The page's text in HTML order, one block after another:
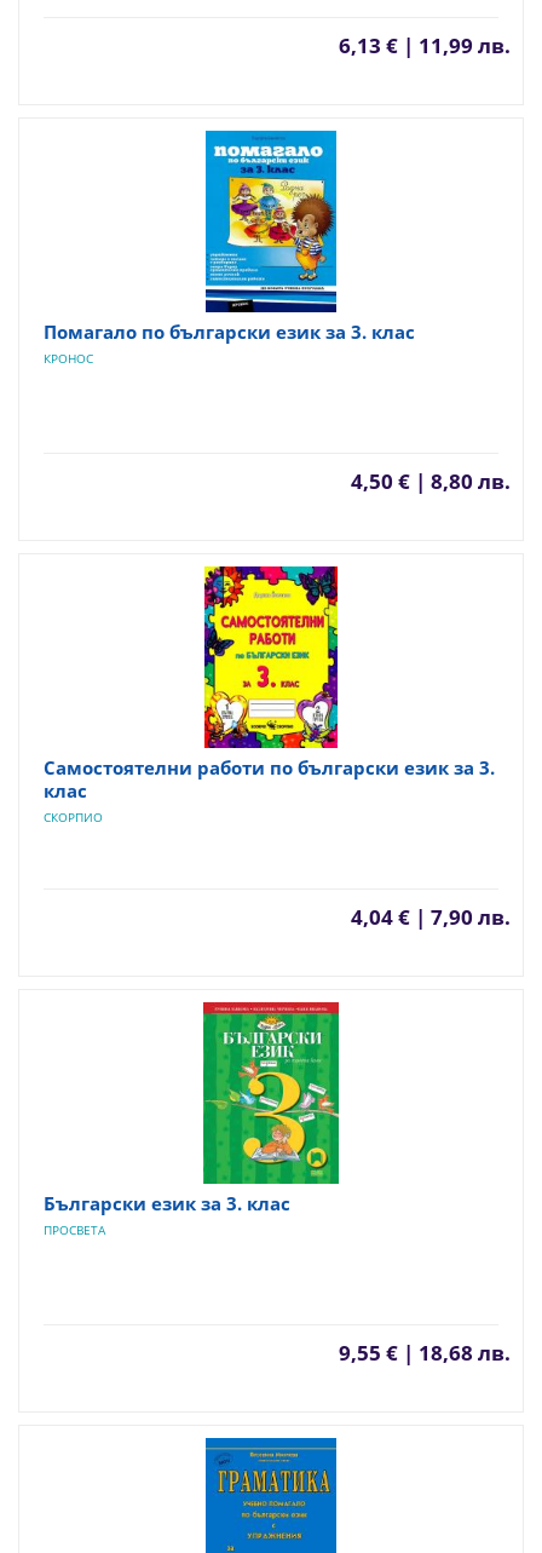
6,13 € | 11,99 лв.
Помагало по български език за 3. клас
КРОНОС
4,50 € | 8,80 лв.
Самостоятелни работи по български език за 3.
клас
СКОРПИО
4,04 € | 7,90 лв.
Български език за 3. клас
ПРОСВЕТА
9,55 € | 18,68 лв.